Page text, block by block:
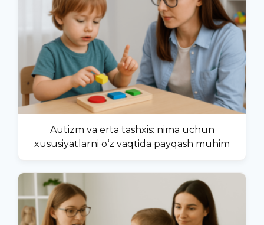
Autizm va erta tashxis: nima uchun
xususiyatlarni o‘z vaqtida payqash muhim